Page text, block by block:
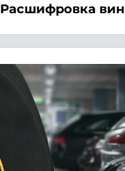
Расшифровка вин